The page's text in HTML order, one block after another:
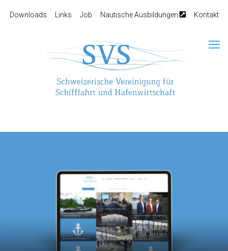
Downloads Links Job Nautische Ausbildungen Kontakt